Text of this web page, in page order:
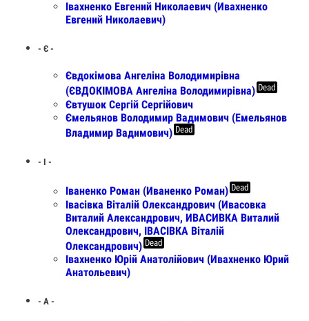
Iвахненко Евгений Николаевич (Ивахненко
Евгений Николаевич)
- Є -
Євдокімова Ангеліна Володимирівна
(ЄВДОКІМОВА Ангеліна Володимирівна) Dead
Євтушок Сергій Сергійович
Ємельянов Володимир Вадимович (Емельянов
Владимир Вадимович) Dead
- І -
Іваненко Роман (Иваненко Роман) Dead
Івасівка Віталій Олександрович (Ивасовка
Виталий Александрович, ИВАСИВКА Виталий
Олександрович, ІВАСІВКА Віталій
Олександрович) Dead
Івахненко Юрій Анатолійович (Ивахненко Юрий
Анатольевич)
- А -